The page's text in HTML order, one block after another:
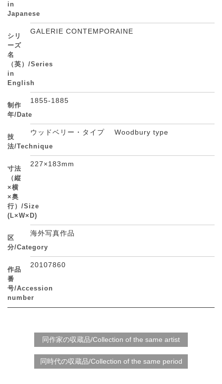
in
Japanese
シリ
ーズ
名
（英）/Series
in
English
GALERIE CONTEMPORAINE
制作
年/Date
1855-1885
技
法/Technique
ウッドベリー・タイプ Woodbury type
寸法
（縦
×横
×奥
行）/Size
(L×W×D)
227×183mm
区
分/Category
海外写真作品
作品
番
号/Accession
number
20107860